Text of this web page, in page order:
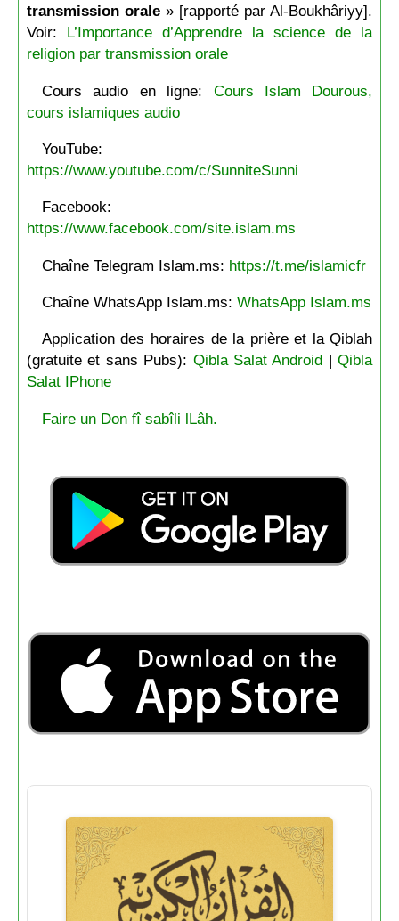
transmission orale» [rapporté par Al-Boukhâriyy].
Voir: L’Importance d’Apprendre la science de la
religion par transmission orale
Cours audio en ligne: Cours Islam Dourous,
cours islamiques audio
YouTube:
https://www.youtube.com/c/SunniteSunni
Facebook:
https://www.facebook.com/site.islam.ms
Chaîne Telegram Islam.ms: https://t.me/islamicfr
Chaîne WhatsApp Islam.ms: WhatsApp Islam.ms
Application des horaires de la prière et la Qiblah
(gratuite et sans Pubs): Qibla Salat Android |Qibla
Salat IPhone
Faire un Don fî sabîli lLâh.